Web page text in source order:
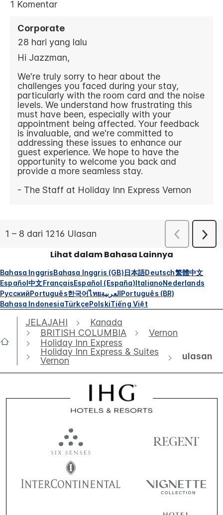
Lihat dalam Bahasa Lainnya
Bahasa InggrisBahasa Inggris (GB)日本語Deutsch繁體中文
Español中文FrançaisEspañol (España)ItalianoNederlands
РусскийPortuguês한국어ไทยالعربيةPortuguês (BR)
Bahasa IndonesiaTürkçePolskiTiếng Việt
JELAJAHI
Kanada
BRITISH COLUMBIA
Vernon
Holiday Inn Express
Holiday Inn Express & Suites
Vernon
ulasan